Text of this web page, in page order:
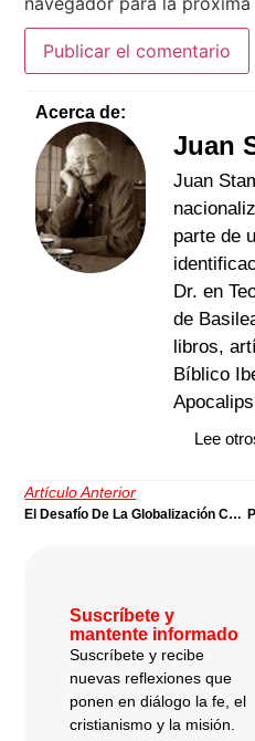
Acerca de:
Juan
Juan
parte de
Dr. en
de
libros,
Bíblico
Lee
Artículo Anterior
El Desafío De La Globalización Capitalista | Por C. René Padilla
Suscríbete y
mantente informado
Suscríbete y recibe
nuevas reflexiones que
ponen en diálogo la fe, el
cristianismo y la misión.